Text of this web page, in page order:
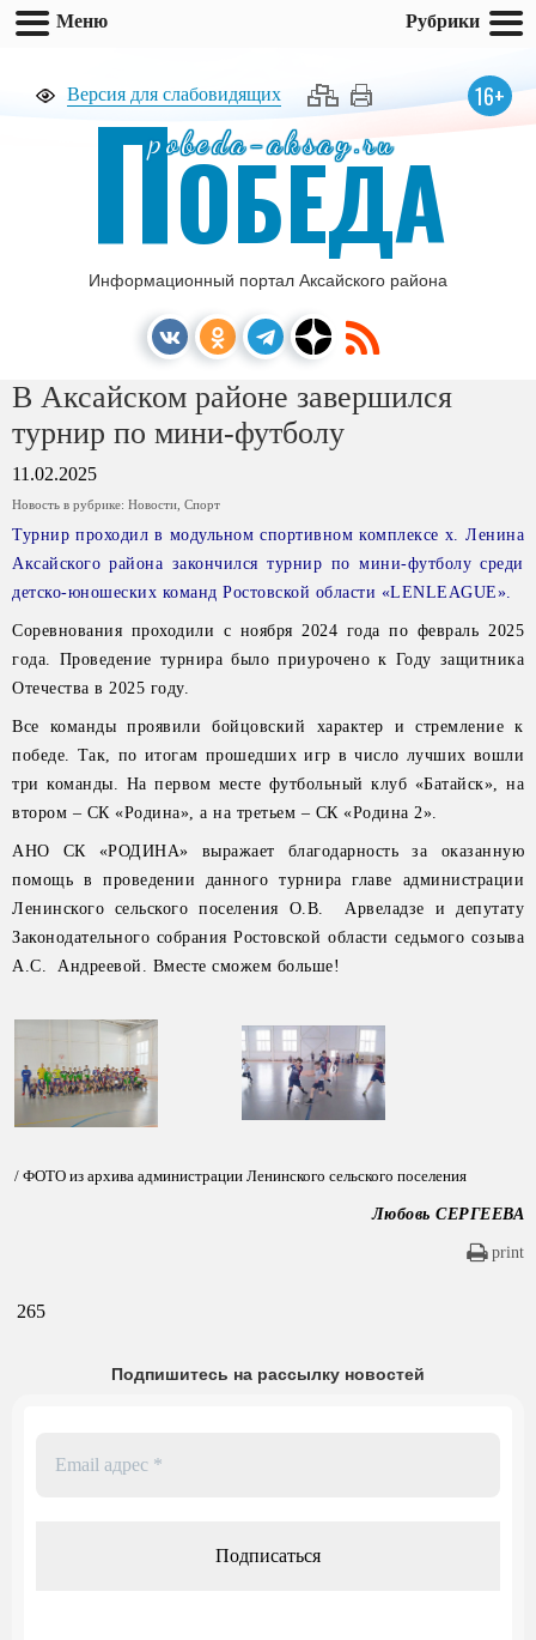
Версия для слабовидящих 16+
pobeda-aksay.ru
ПОБЕДА
Информационный портал Аксайского района
В Аксайском районе завершился
турнир по мини-футболу
11.02.2025
Новость в рубрике: Новости Спорт
Турнир проходил в модульном спортивном комплексе х. Ленина
Аксайского района закончился турнир по мини-футболу среди
детско-юношеских команд Ростовской области «LENLEAGUE».
Соревнования проходили с ноября 2024 года по февраль 2025
года. Проведение турнира было приурочено к Году защитника
Отечества в 2025 году.
Все команды проявили бойцовский характер и стремление к
победе. Так, по итогам прошедших игр в число лучших вошли
три команды. На первом месте футбольный клуб «Батайск», на
втором – СК «Родина», а на третьем – СК «Родина 2».
АНО СК «РОДИНА» выражает благодарность за оказанную
помощь в проведении данного турнира главе администрации
Ленинского сельского поселения О.В. Арвеладзе и депутату
Законодательного собрания Ростовской области седьмого созыва
А.С. Андреевой. Вместе сможем больше!
/ ФОТО из архива администрации Ленинского сельского поселения
Любовь СЕРГЕЕВА
print
265
Подпишитесь на рассылку новостей
Меню Рубрики